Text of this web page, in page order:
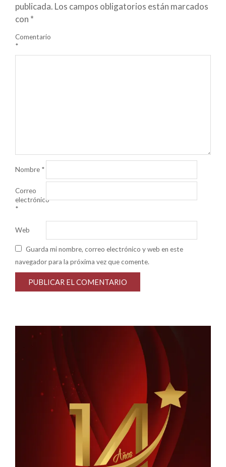
publicada. Los campos obligatorios están marcados
con *
Comentario
*
Nombre *
Correo
electrónico
*
Web
Guarda mi nombre, correo electrónico y web en este
navegador para la próxima vez que comente.